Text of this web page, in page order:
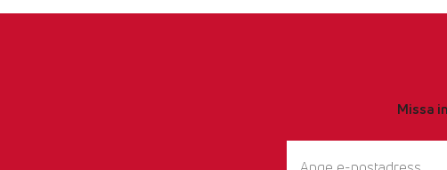
Missa